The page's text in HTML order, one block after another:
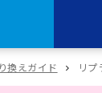
換えガイド リ